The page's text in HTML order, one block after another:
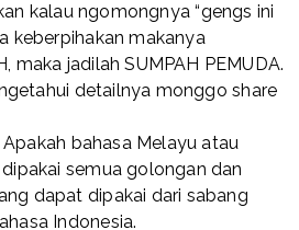
kalau ngomongnya “gengs ini
keberpihakan makanya
jadilah SUMPAH PEMUDA.
detailnya monggo share
bahasa Melayu atau
semua golongan dan
dapat dipakai dari sabang
Indonesia.